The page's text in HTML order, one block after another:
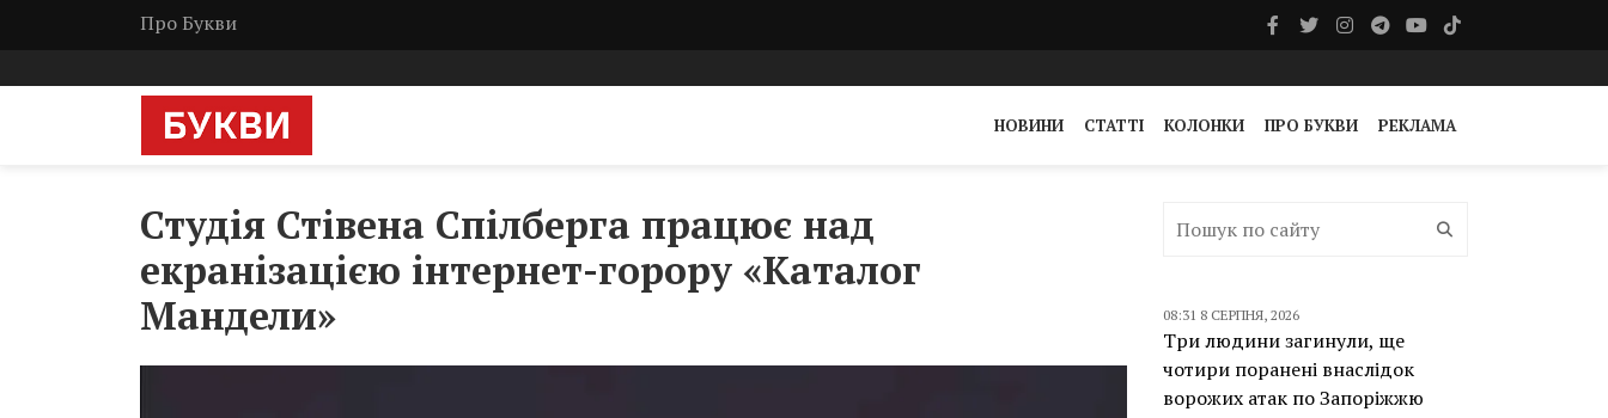
Про Букви
НОВИНИ СТАТТІ КОЛОНКИ ПРО БУКВИ РЕКЛАМА
Студія Стівена Спілберга працює над
екранізацією інтернет-горору «Каталог
Мандели»
08:31 8 СЕРПНЯ, 2026
Три людини загинули, ще
чотири поранені внаслідок
ворожих атак по Запоріжжю